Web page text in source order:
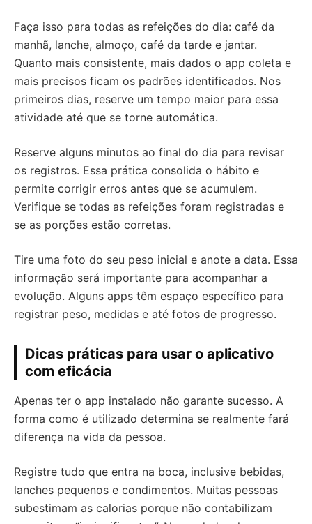
Faça isso para todas as refeições do dia: café da
manhã, lanche, almoço, café da tarde e jantar.
Quanto mais consistente, mais dados o app coleta e
mais precisos ficam os padrões identificados. Nos
primeiros dias, reserve um tempo maior para essa
atividade até que se torne automática.
Reserve alguns minutos ao final do dia para revisar
os registros. Essa prática consolida o hábito e
permite corrigir erros antes que se acumulem.
Verifique se todas as refeições foram registradas e
se as porções estão corretas.
Tire uma foto do seu peso inicial e anote a data. Essa
informação será importante para acompanhar a
evolução. Alguns apps têm espaço específico para
registrar peso, medidas e até fotos de progresso.
Dicas práticas para usar o aplicativo
com eficácia
Apenas ter o app instalado não garante sucesso. A
forma como é utilizado determina se realmente fará
diferença na vida da pessoa.
Registre tudo que entra na boca, inclusive bebidas,
lanches pequenos e condimentos. Muitas pessoas
subestimam as calorias porque não contabilizam